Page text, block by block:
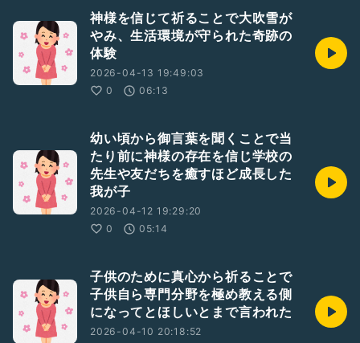
神様を信じて祈ることで大吹雪が
やみ、生活環境が守られた奇跡の
体験
2026-04-13 19:49:03
0
06:13
幼い頃から御言葉を聞くことで当
たり前に神様の存在を信じ学校の
先生や友だちを癒すほど成長した
我が子
2026-04-12 19:29:20
0
05:14
子供のために真心から祈ることで
子供自ら専門分野を極め教える側
になってとほしいとまで言われた
2026-04-10 20:18:52